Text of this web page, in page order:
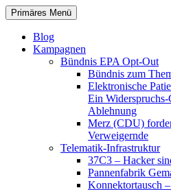
Zum
Inhalt
springen
patientenrechte-
Suchen
Primäres Menü
Blog
Kampagnen
Bündnis EPA Opt-Out
Bündnis zum
Elektronische
Ein
Ablehnung
Merz (CDU)
Verweigernde
Telematik-Infrastruktur
37C3 – Hacker
Pannenfabrik
Konnektortausch